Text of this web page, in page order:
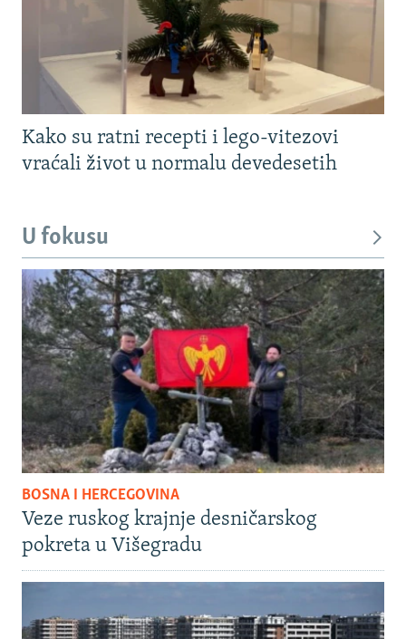
Kako su ratni recepti i lego-vitezovi
vraćali život u normalu devedesetih
U fokusu
BOSNA I HERCEGOVINA
Veze ruskog krajnje desničarskog
pokreta u Višegradu